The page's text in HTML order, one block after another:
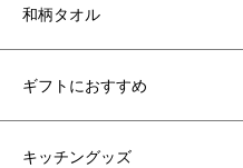
和柄タオル
ギフトにおすすめ
キッチングッズ